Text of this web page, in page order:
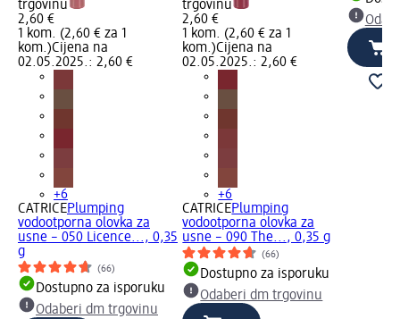
trgovinu
2,60 €
1 kom. (2,60 € za 1
kom.)Cijena na
02.05.2025.: 2,60 €
+6
CATRICEPlumping
vodootporna olovka za
usne – 050 Licence..., 0,35
g
(66)
Dostupno za isporuku
Odaberi dm trgovinu
trgovinu
2,60 €
1 kom. (2,60 € za 1
kom.)Cijena na
02.05.2025.: 2,60 €
+6
CATRICEPlumping
vodootporna olovka za
usne – 090 The..., 0,35 g
(66)
Dostupno za isporuku
Odaberi dm trgovinu